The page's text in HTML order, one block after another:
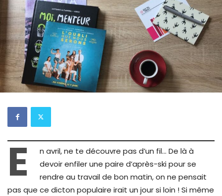
E
n avril, ne te découvre pas d’un fil… De là à
devoir enfiler une paire d’après-ski pour se
rendre au travail de bon matin, on ne pensait
pas que ce dicton populaire irait un jour si loin ! Si même